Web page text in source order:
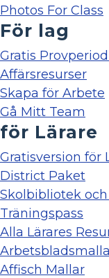
Photos For Class
För lag
Gratis
Affärsresurser
Skapa för Arbete
Gå Mitt Team
för Lärare
Gratisversion för
District Paket
Skolbibliotek
Träningspass
Alla Lärares
Affisch Mallar